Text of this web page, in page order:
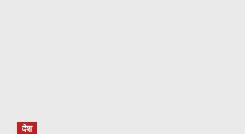
देश